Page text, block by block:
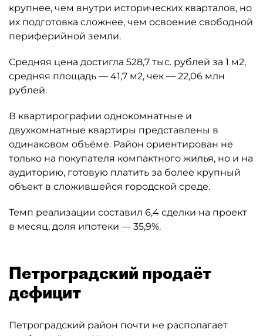
крупнее, чем внутри исторических кварталов, но
их подготовка сложнее, чем освоение свободной
периферийной земли.
Средняя цена достигла 528,7 тыс. рублей за 1 м2,
средняя площадь — 41,7 м2, чек — 22,06 млн
рублей.
В квартирографии однокомнатные и
двухкомнатные квартиры представлены в
одинаковом объёме. Район ориентирован не
только на покупателя компактного жилья, но и на
аудиторию, готовую платить за более крупный
объект в сложившейся городской среде.
Темп реализации составил 6,4 сделки на проект
в месяц, доля ипотеки — 35,9%.
Петроградский продаёт
дефицит
Петроградский район почти не располагает